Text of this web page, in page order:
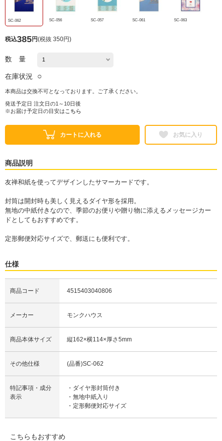
SC-062 SC-056 SC-057 SC-061 SC-063
税込385円(税抜 350円)
数 量
在庫状況 ○
本商品は交換不可となっております。ご了承ください。
発送予定日 注文日の1～10日後
※お届け予定日の目安は こちら
カートに入れる お気に入り
商品説明
友禅和紙を使ってデザインしたサマーカードです。
封筒は開封時も美しく見えるダイヤ形を採用。
無地の中紙付きなので、季節のお便りや贈り物に添えるメッセージカー
ドとしてもおすすめです。
定形郵便対応サイズで、郵送にも便利です。
仕様
商品コード 4515403040806
メーカー モンクハウス
商品本体サイズ 縦162×横114×厚さ5mm
その他仕様 (品番)SC-062
特記事項・成分
表示
・ダイヤ形封筒付き
・無地中紙入り
・定形郵便対応サイズ
こちらもおすすめ